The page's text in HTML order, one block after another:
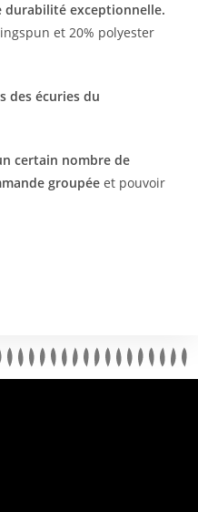
exceptionnelle.
et 20% polyester
des écuries du
certain nombre de
groupée et pouvoir